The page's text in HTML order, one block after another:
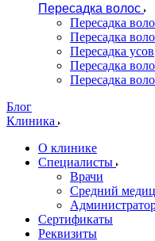
Пересадка волос
Пересадка
Пересадка
Пересадка усов
Пересадка
Пересадка
Блог
Клиника
О клинике
Специалисты
Врачи
Средний
Сертификаты
Реквизиты